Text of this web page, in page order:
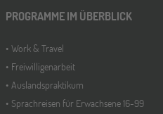
PROGRAMME IM ÜBERBLICK
Work & Travel
Freiwilligenarbeit
Auslandspraktikum
Sprachreisen für Erwachsene 16-99